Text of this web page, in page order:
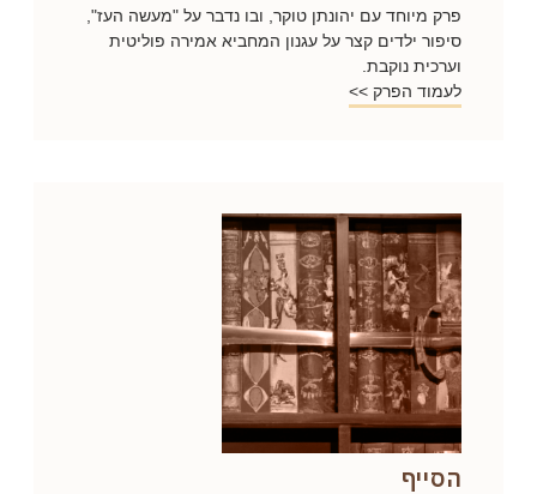
פרק מיוחד עם יהונתן טוקר, ובו נדבר על "מעשה העז",
סיפור ילדים קצר על עגנון המחביא אמירה פוליטית
וערכית נוקבת.
לעמוד הפרק >>
הסייף